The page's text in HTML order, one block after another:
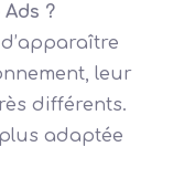
Ads ?
leur
différents.
adaptée